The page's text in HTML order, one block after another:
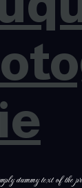
dummy text of the